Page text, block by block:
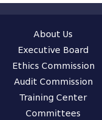
About Us
Executive Board
Ethics Commission
Audit Commission
Training Center
Committees